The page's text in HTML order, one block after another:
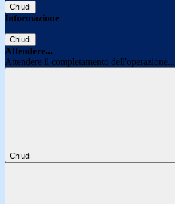
Chiudi
Informazione
Chiudi
Attendere...
Attendere il completamento dell'operazione...
Chiudi